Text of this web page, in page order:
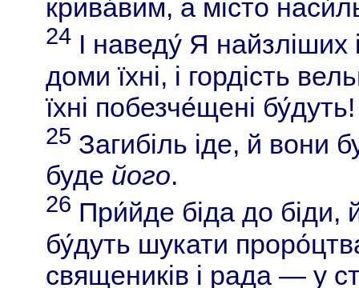
крива́вим, а місто
24 І наведу́ Я найзліших
доми їхні, і гордість
їхні побезче́щені бу́дуть!
25 Загибіль іде, й вони
буде його.
26 При́йде біда до біди,
бу́дуть шукати
священиків і рада — у